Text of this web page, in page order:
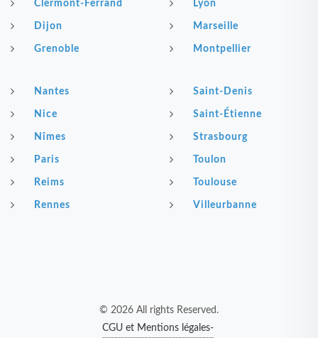
Clermont-Ferrand
Dijon
Grenoble
Lyon
Marseille
Montpellier
Nantes
Nice
Nîmes
Paris
Reims
Rennes
Saint-Denis
Saint-Étienne
Strasbourg
Toulon
Toulouse
Villeurbanne
© 2026 All rights Reserved.
CGU et Mentions légales-